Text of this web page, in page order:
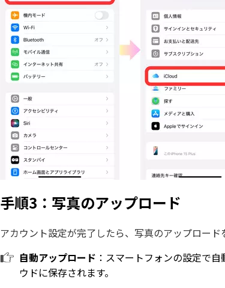
手順3：写真のアップロード
アカウント設定が完了したら、写真のアップロー
自動アップロード ：スマートフォンの設定で
ウドに保存されます。